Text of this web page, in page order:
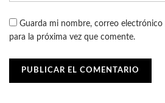
Guarda mi nombre, correo
para la próxima vez que comente.